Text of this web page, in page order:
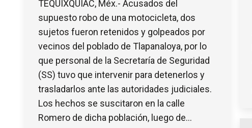
TEQUIXQUIAC, Méx.- Acusados del
supuesto robo de una motocicleta, dos
sujetos fueron retenidos y golpeados por
vecinos del poblado de Tlapanaloya, por lo
que personal de la Secretaría de Seguridad
(SS) tuvo que intervenir para detenerlos y
trasladarlos ante las autoridades judiciales.
Los hechos se suscitaron en la calle
Romero de dicha población, luego de…